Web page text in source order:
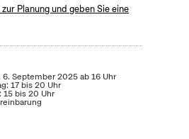
Planung und geben Sie eine
6. September 2025 ab 16 Uhr
17 bis 20 Uhr
15 bis 20 Uhr